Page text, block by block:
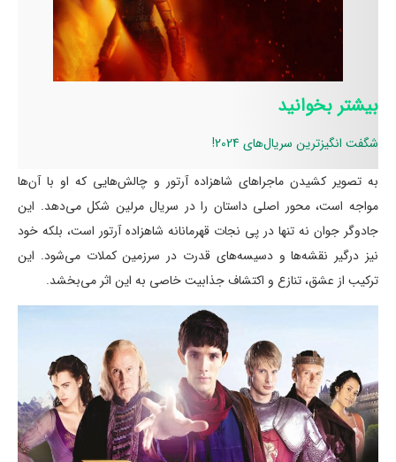
بیشتر بخوانید
شگفت انگیزترین سریال‌های 2024!
به تصویر کشیدن ماجراهای شاهزاده آرتور و چالش‌هایی که او با آن‌ها
مواجه است، محور اصلی داستان را در سریال مرلین شکل می‌دهد. این
جادوگر جوان نه تنها در پی نجات قهرمانانه شاهزاده آرتور است، بلکه خود
نیز درگیر نقشه‌ها و دسیسه‌های قدرت در سرزمین کملات می‌شود. این
ترکیب از عشق، تنازع و اکتشاف جذابیت خاصی به این اثر می‌بخشد.